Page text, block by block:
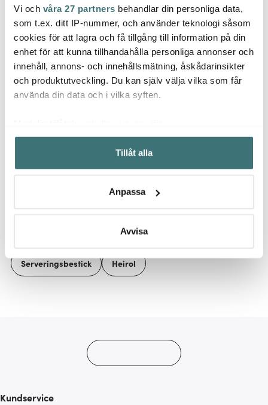
Vi och våra 27 partners behandlar din personliga data,
som t.ex. ditt IP-nummer, och använder teknologi såsom
cookies för att lagra och få tillgång till information på din
enhet för att kunna tillhandahålla personliga annonser och
innehåll, annons- och innehållsmätning, åskådarinsikter
och produktutveckling. Du kan själv välja vilka som får
använda din data och i vilka syften.
Samla in information om din geografiska plats som
kan ha en noggrannhet på upp till flera meter
Identifiera din enhet genom att aktivt skanna den för
Ta reda på mer om hur dina personliga uppgifter
Du kan ändra eller dra tillbaka ditt samtycke när som
Vi använder cookies för att innehållet och annonserna
Tillåt alla
Anpassa
Avvisa
Heirol
Stekspade hålad Bok
234 kr
Få i lager
Heirol
Springform Cake Pan
23 cm
539 kr
I lager
/
silikon
159
Låt dig inspireras av våra kunder
Serveringsbestick Heirol
Kundservice